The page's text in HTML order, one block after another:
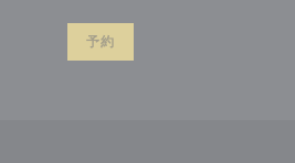
予約